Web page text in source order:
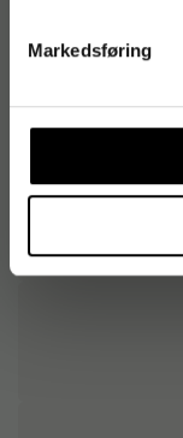
Markedsføring
Kraftig utførelse